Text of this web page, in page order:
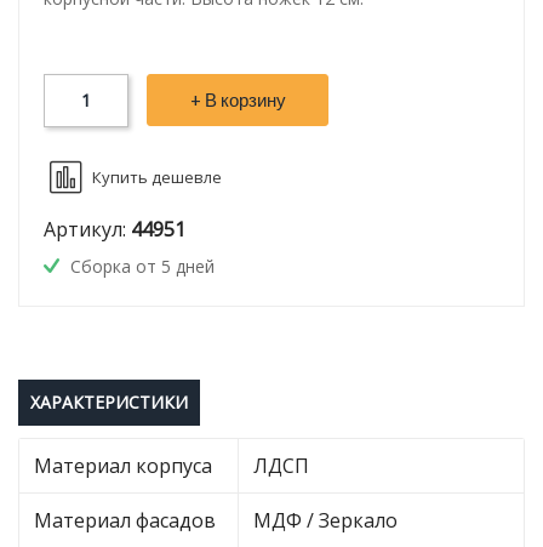
+ В корзину
Купить дешевле
Артикул: 44951
Сборка от 5 дней
ХАРАКТЕРИСТИКИ
Материал корпуса ЛДСП
Материал фасадов МДФ / Зеркало